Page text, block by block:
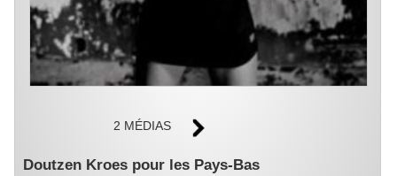
2 MÉDIAS
Doutzen Kroes pour les Pays-Bas